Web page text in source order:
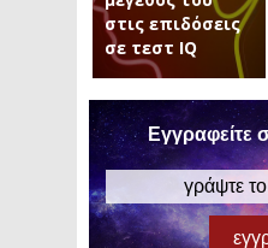
στις επιδόσεις
σε τεστ IQ
Εγγραφείτε